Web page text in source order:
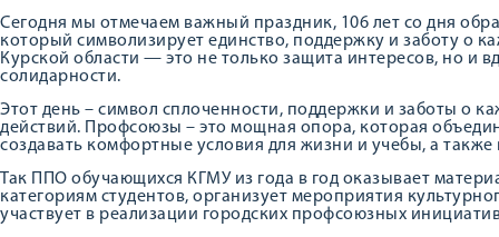
Сегодня мы отмечаем важный праздник, 106 лет со дня
который символизирует единство, поддержку и заботу о
Курской области — это не только защита интересов, но и
солидарности.
Этот день – символ сплоченности, поддержки и заботы о
действий. Профсоюзы – это мощная опора, которая
создавать комфортные условия для жизни и учебы, а
Так ППО обучающихся КГМУ из года в год оказывает
категориям студентов, организует мероприятия
участвует в реализации городских профсоюзных